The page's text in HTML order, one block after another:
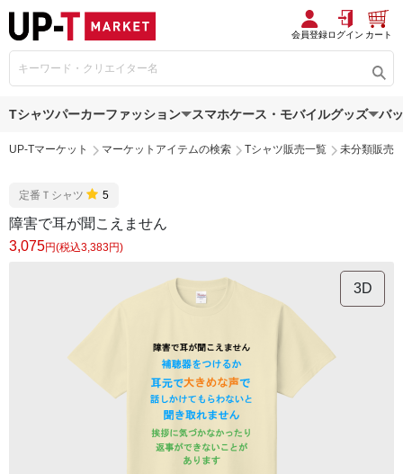
会員登録ログイン カート
Tシャツパーカーファッション スマホケース・モバイルグッズ バ
UP-Tマーケット マーケットアイテムの検索 Tシャツ販売一覧 未分類販売
定番Ｔシャツ 5
障害で耳が聞こえません
3,075円(税込3,383円)
3D